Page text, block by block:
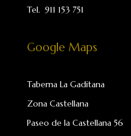
Tel. 911 153 751
Google Maps
Taberna La Gaditana
Zona Castellana
Paseo de la Castellana 56